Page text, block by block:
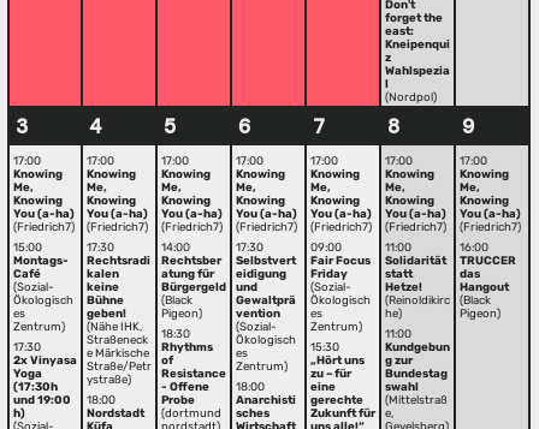
Don't
forget the
east:
Kneipenqui
z
Wahlspezia
l
(Nordpol)
3
17:00
Knowing
Me,
Knowing
You (a-ha)
(Friedrich7)
15:00
Montags-
Café
(Sozial-
Ökologisch
es
Zentrum)
17:30
2x Vinyasa
Yoga
(17:30h
und 19:00
h)
(Sozial-
4
17:00
Knowing
Me,
Knowing
You (a-ha)
(Friedrich7)
17:30
Rechtsradi
kalen
keine
Bühne
geben!
(Nähe IHK,
Straßeneck
e Märkische
Straße/Petr
ystraße)
18:00
Nordstadt
Küfa
5
17:00
Knowing
Me,
Knowing
You (a-ha)
(Friedrich7)
14:00
Rechtsber
atung für
Bürgergeld
(Black
Pigeon)
18:30
Rhythms
of
Resistance
- Offene
Probe
(dortmund
nordstadt)
6
17:00
Knowing
Me,
Knowing
You (a-ha)
(Friedrich7)
17:30
Selbstvert
eidigung
und
Gewaltprä
vention
(Sozial-
Ökologisch
es
Zentrum)
18:00
Anarchisti
sches
Wirtschaft
7
17:00
Knowing
Me,
Knowing
You (a-ha)
(Friedrich7)
09:00
Fair Focus
Friday
(Sozial-
Ökologisch
es
Zentrum)
15:30
„Hört uns
zu – für
eine
gerechte
Zukunft für
uns alle!“
8
17:00
Knowing
Me,
Knowing
You (a-ha)
(Friedrich7)
11:00
Solidarität
statt
Hetze!
(Reinoldikirc
he)
11:00
Kundgebun
g zur
Bundestag
swahl
(Mittelstraß
e,
Gevelsberg)
9
17:00
Knowing
Me,
Knowing
You (a-ha)
(Friedrich7)
16:00
TRUCCER
das
Hangout
(Black
Pigeon)